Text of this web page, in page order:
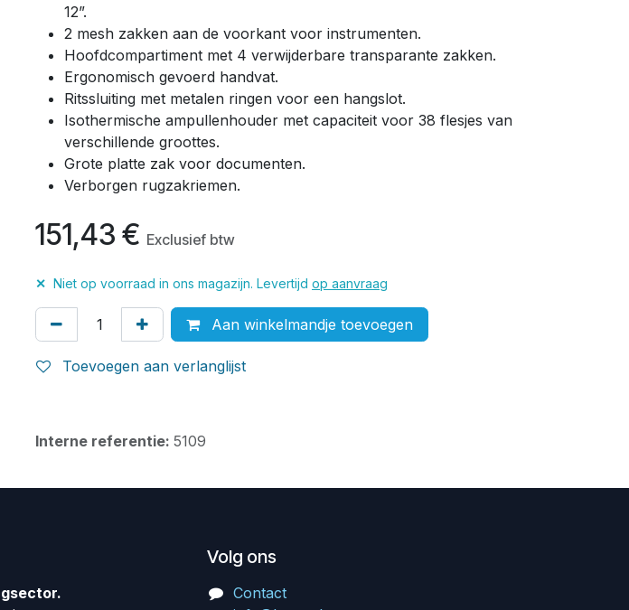
12”.
2 mesh zakken aan de voorkant voor instrumenten.
Hoofdcompartiment met 4 verwijderbare transparante zakken.
Ergonomisch gevoerd handvat.
Ritssluiting met metalen ringen voor een hangslot.
Isothermische ampullenhouder met capaciteit voor 38 flesjes van
verschillende groottes.
Grote platte zak voor documenten.
Verborgen rugzakriemen.
151,43 € Exclusief btw
✕ Niet op voorraad in ons magazijn. Levertijd op aanvraag
Aan winkelmandje toevoegen
Toevoegen aan verlanglijst
Interne referentie: 5109
Volg ons
Contact